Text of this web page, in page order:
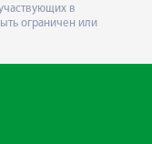
в
ограничен или